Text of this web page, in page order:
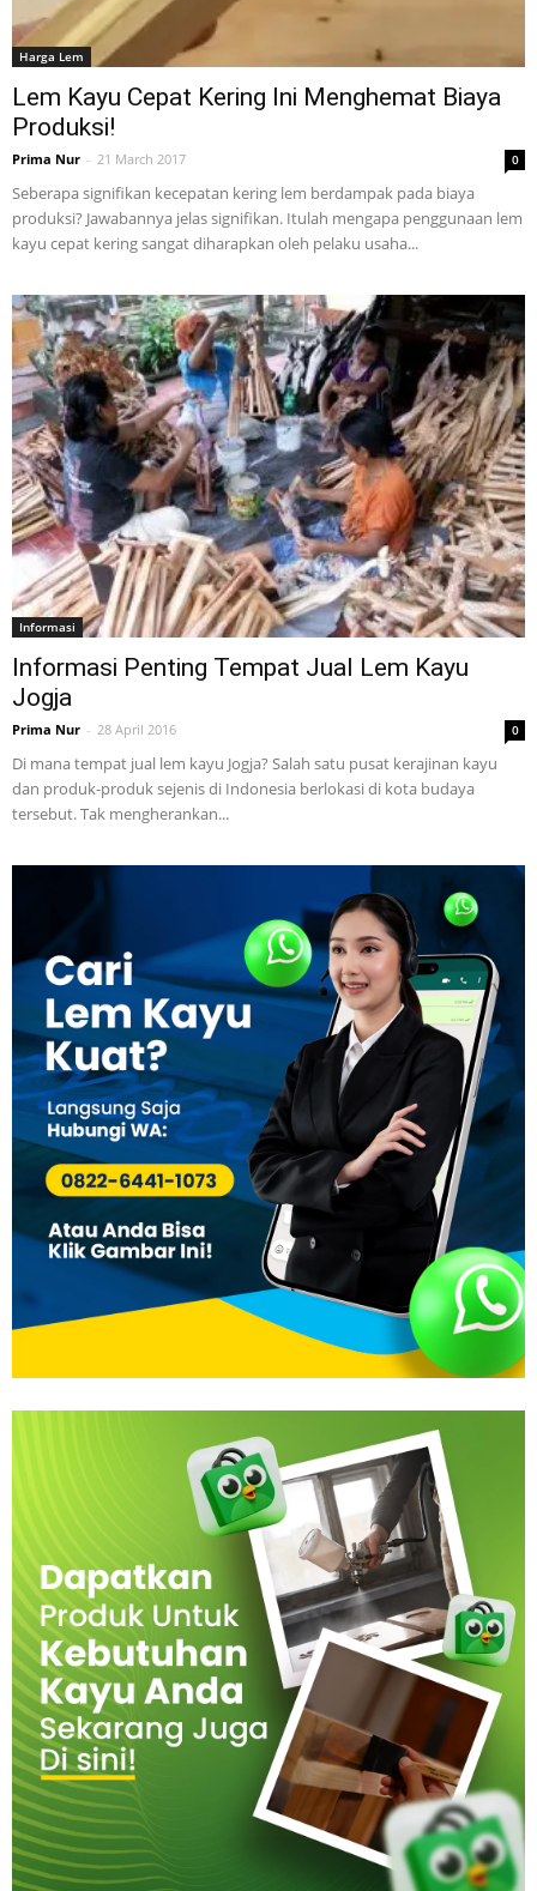
Harga Lem
Lem Kayu Cepat Kering Ini Menghemat Biaya
Produksi!
Prima Nur - 21 March 2017 0
Seberapa signifikan kecepatan kering lem berdampak pada biaya
produksi? Jawabannya jelas signifikan. Itulah mengapa penggunaan lem
kayu cepat kering sangat diharapkan oleh pelaku usaha...
Informasi
Informasi Penting Tempat Jual Lem Kayu
Jogja
Prima Nur - 28 April 2016 0
Di mana tempat jual lem kayu Jogja? Salah satu pusat kerajinan kayu
dan produk-produk sejenis di Indonesia berlokasi di kota budaya
tersebut. Tak mengherankan...